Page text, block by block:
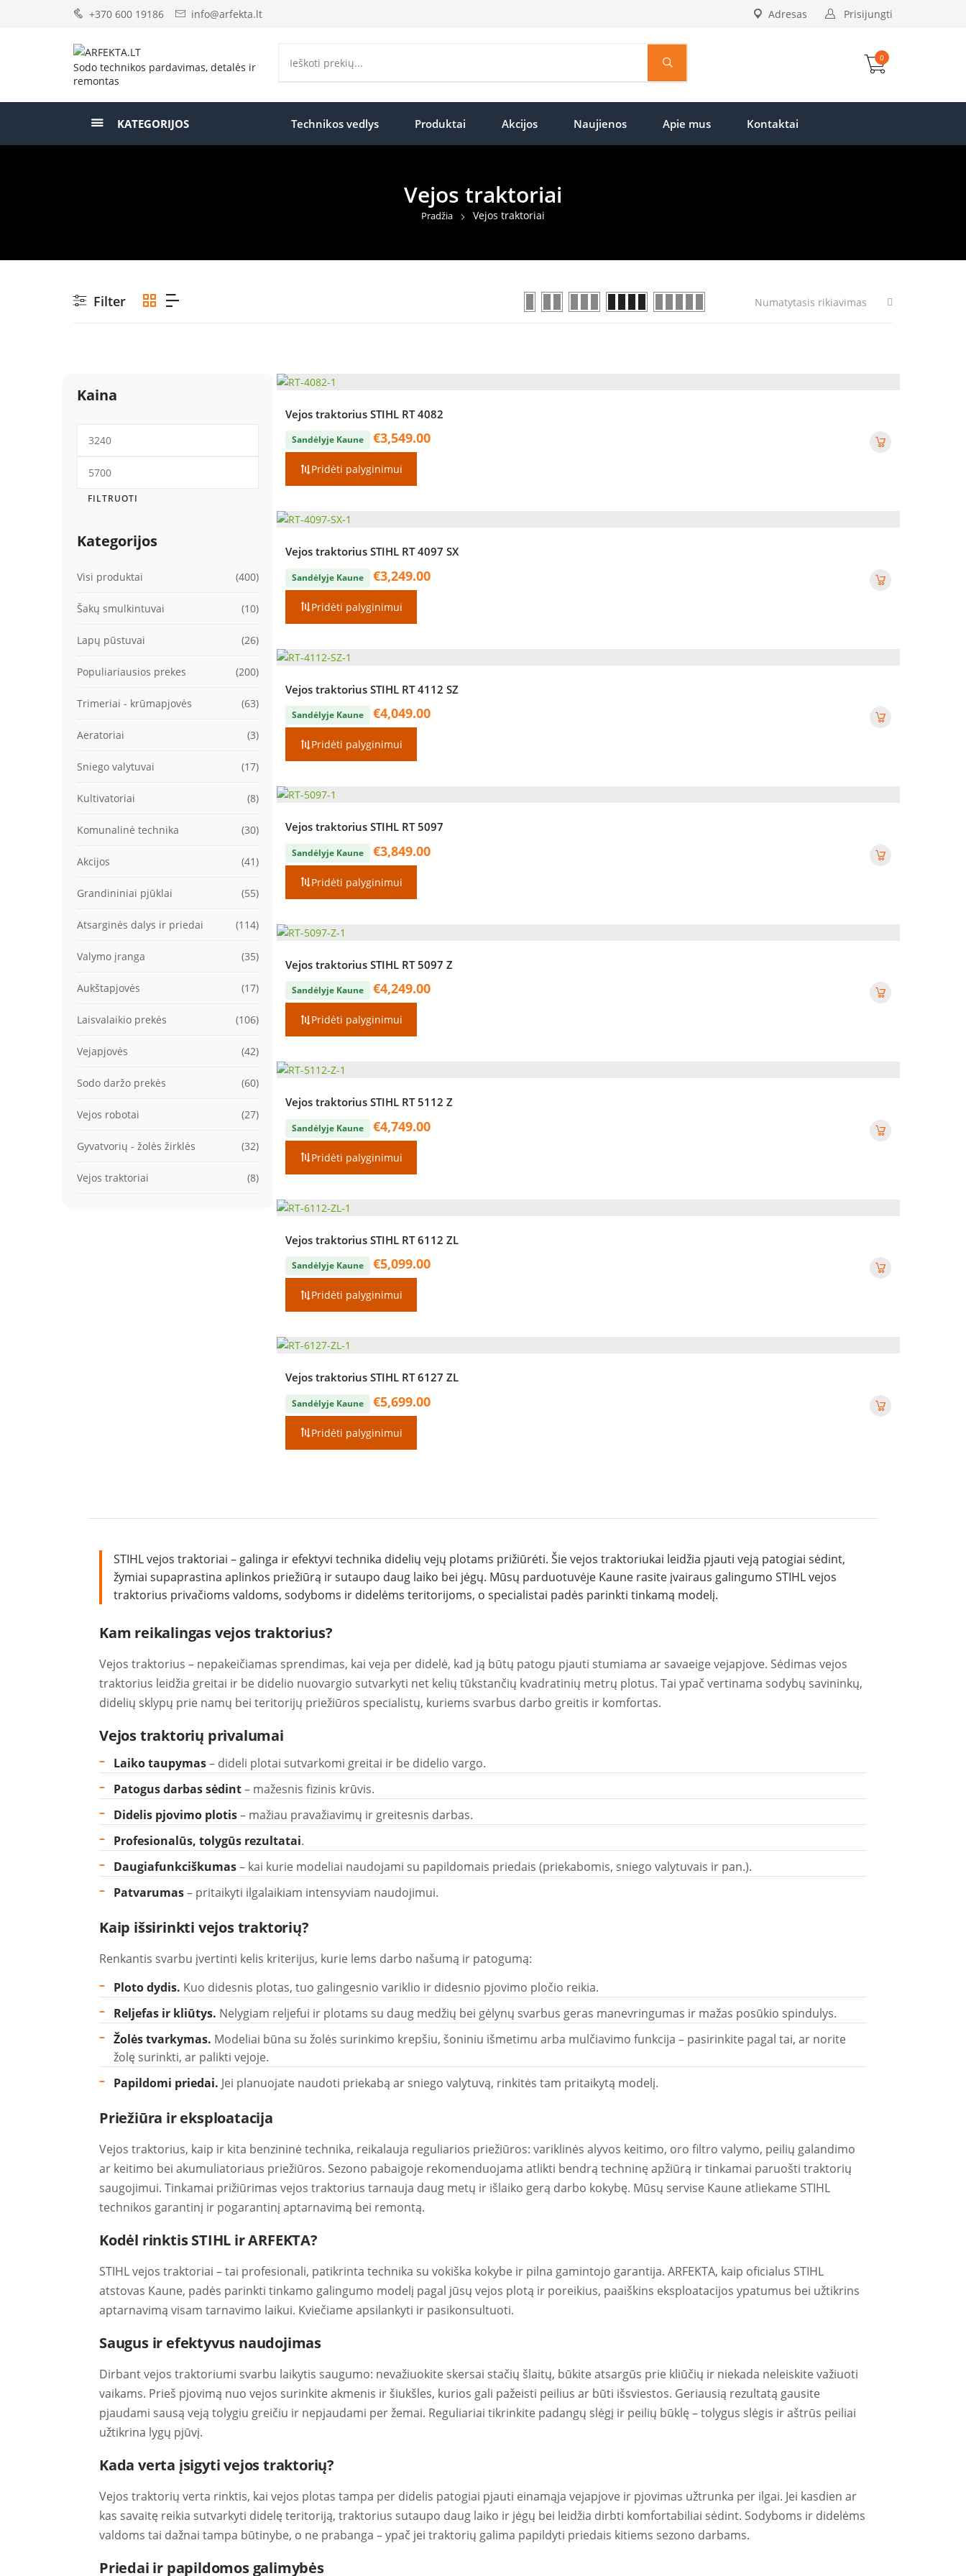
+370 600 19186 info@arfekta.lt Prisijungti
Adresas
Sodo technikos pardavimas, detalės ir
remontas
0
KATEGORIJOS Technikos vedlys Produktai Akcijos Naujienos Apie mus Kontaktai
Vejos traktoriai
Pradžia Vejos traktoriai
Filter
Kaina
FILTRUOTI
Kategorijos
Visi produktai (400)
Šakų smulkintuvai (10)
Lapų pūstuvai (26)
Populiariausios prekes (200)
Trimeriai - krūmapjovės (63)
Aeratoriai (3)
Sniego valytuvai (17)
Kultivatoriai (8)
Komunalinė technika (30)
Akcijos (41)
Grandininiai pjūklai (55)
Atsarginės dalys ir priedai (114)
Valymo įranga (35)
Aukštapjovės (17)
Laisvalaikio prekės (106)
Vejapjovės (42)
Sodo daržo prekės (60)
Vejos robotai (27)
Gyvatvorių - žolės žirklės (32)
Vejos traktoriai (8)
Vejos traktorius STIHL RT 4082
Sandėlyje Kaune €3,549.00
Pridėti palyginimui
Vejos traktorius STIHL RT 4097 SX
Sandėlyje Kaune €3,249.00
Pridėti palyginimui
Vejos traktorius STIHL RT 4112 SZ
Sandėlyje Kaune €4,049.00
Pridėti palyginimui
Vejos traktorius STIHL RT 5097
Sandėlyje Kaune €3,849.00
Pridėti palyginimui
Vejos traktorius STIHL RT 5097 Z
Sandėlyje Kaune €4,249.00
Pridėti palyginimui
Vejos traktorius STIHL RT 5112 Z
Sandėlyje Kaune €4,749.00
Pridėti palyginimui
Vejos traktorius STIHL RT 6112 ZL
Sandėlyje Kaune €5,099.00
Pridėti palyginimui
Vejos traktorius STIHL RT 6127 ZL
Sandėlyje Kaune €5,699.00
Pridėti palyginimui
STIHL vejos traktoriai – galinga ir efektyvi technika didelių vejų plotams prižiūrėti. Šie vejos traktoriukai leidžia pjauti veją patogiai sėdint,
žymiai supaprastina aplinkos priežiūrą ir sutaupo daug laiko bei jėgų. Mūsų parduotuvėje Kaune rasite įvairaus galingumo STIHL vejos
traktorius privačioms valdoms, sodyboms ir didelėms teritorijoms, o specialistai padės parinkti tinkamą modelį.
Kam reikalingas vejos traktorius?
Vejos traktorius – nepakeičiamas sprendimas, kai veja per didelė, kad ją būtų patogu pjauti stumiama ar savaeige vejapjove. Sėdimas vejos
traktorius leidžia greitai ir be didelio nuovargio sutvarkyti net kelių tūkstančių kvadratinių metrų plotus. Tai ypač vertinama sodybų savininkų,
didelių sklypų prie namų bei teritorijų priežiūros specialistų, kuriems svarbus darbo greitis ir komfortas.
Vejos traktorių privalumai
Laiko taupymas– dideli plotai sutvarkomi greitai ir be didelio vargo.
Patogus darbas sėdint– mažesnis fizinis krūvis.
Didelis pjovimo plotis– mažiau pravažiavimų ir greitesnis darbas.
Profesionalūs, tolygūs rezultatai.
Daugiafunkciškumas– kai kurie modeliai naudojami su papildomais priedais (priekabomis, sniego valytuvais ir pan.).
Patvarumas– pritaikyti ilgalaikiam intensyviam naudojimui.
Kaip išsirinkti vejos traktorių?
Renkantis svarbu įvertinti kelis kriterijus, kurie lems darbo našumą ir patogumą:
Ploto dydis. Kuo didesnis plotas, tuo galingesnio variklio ir didesnio pjovimo pločio reikia.
Reljefas ir kliūtys. Nelygiam reljefui ir plotams su daug medžių bei gėlynų svarbus geras manevringumas ir mažas posūkio spindulys.
Žolės tvarkymas. Modeliai būna su žolės surinkimo krepšiu, šoniniu išmetimu arba mulčiavimo funkcija – pasirinkite pagal tai, ar norite
žolę surinkti, ar palikti vejoje.
Papildomi priedai. Jei planuojate naudoti priekabą ar sniego valytuvą, rinkitės tam pritaikytą modelį.
Priežiūra ir eksploatacija
Vejos traktorius, kaip ir kita benzininė technika, reikalauja reguliarios priežiūros: variklinės alyvos keitimo, oro filtro valymo, peilių galandimo
ar keitimo bei akumuliatoriaus priežiūros. Sezono pabaigoje rekomenduojama atlikti bendrą techninę apžiūrą ir tinkamai paruošti traktorių
saugojimui. Tinkamai prižiūrimas vejos traktorius tarnauja daug metų ir išlaiko gerą darbo kokybę. Mūsų servise Kaune atliekame STIHL
technikos garantinį ir pogarantinį aptarnavimą bei remontą.
Kodėl rinktis STIHL ir ARFEKTA?
STIHL vejos traktoriai – tai profesionali, patikrinta technika su vokiška kokybe ir pilna gamintojo garantija. ARFEKTA, kaip oficialus STIHL
atstovas Kaune, padės parinkti tinkamo galingumo modelį pagal jūsų vejos plotą ir poreikius, paaiškins eksploatacijos ypatumus bei užtikrins
aptarnavimą visam tarnavimo laikui. Kviečiame apsilankyti ir pasikonsultuoti.
Saugus ir efektyvus naudojimas
Dirbant vejos traktoriumi svarbu laikytis saugumo: nevažiuokite skersai stačių šlaitų, būkite atsargūs prie kliūčių ir niekada neleiskite važiuoti
vaikams. Prieš pjovimą nuo vejos surinkite akmenis ir šiukšles, kurios gali pažeisti peilius ar būti išsviestos. Geriausią rezultatą gausite
pjaudami sausą veją tolygiu greičiu ir nepjaudami per žemai. Reguliariai tikrinkite padangų slėgį ir peilių būklę – tolygus slėgis ir aštrūs peiliai
užtikrina lygų pjūvį.
Kada verta įsigyti vejos traktorių?
Vejos traktorių verta rinktis, kai vejos plotas tampa per didelis patogiai pjauti einamąja vejapjove ir pjovimas užtrunka per ilgai. Jei kasdien ar
kas savaitę reikia sutvarkyti didelę teritoriją, traktorius sutaupo daug laiko ir jėgų bei leidžia dirbti komfortabiliai sėdint. Sodyboms ir didelėms
valdoms tai dažnai tampa būtinybe, o ne prabanga – ypač jei traktorių galima papildyti priedais kitiems sezono darbams.
Priedai ir papildomos galimybės